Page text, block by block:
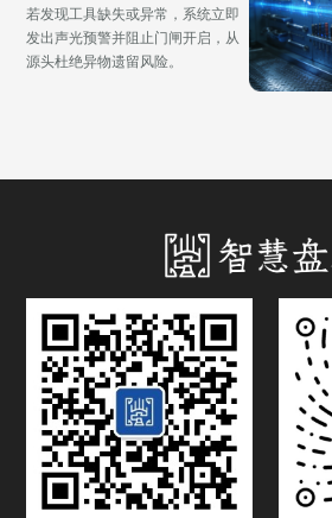
若发现工具缺失或异常，系统立即
发出声光预警并阻止门闸开启，从
源头杜绝异物遗留风险。